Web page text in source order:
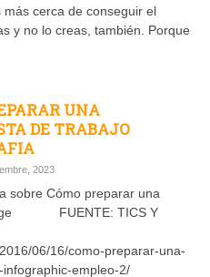
más cerca de conseguir el
y no lo creas, también. Porque
UNA
DE TRABAJO
2023
sobre Cómo preparar una
FUENTE: TICS Y
06/16/como-preparar-una-
infographic-empleo-2/